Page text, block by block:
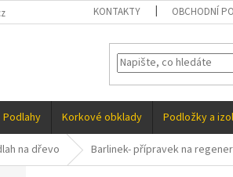
KONTAKTY OBCHODNÍ
Podlahy Korkové obklady Podložky a
na dřevo Barlinek- přípravek na